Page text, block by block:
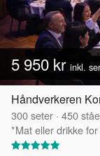
5 950 kr inkl.
Håndverkeren
300seter · 450
*Mat eller drikke